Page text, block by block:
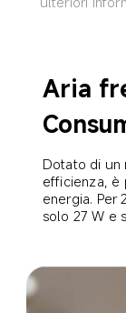
Aria
Dotato di un
efficienza, è
energia. Per
solo 27 W e